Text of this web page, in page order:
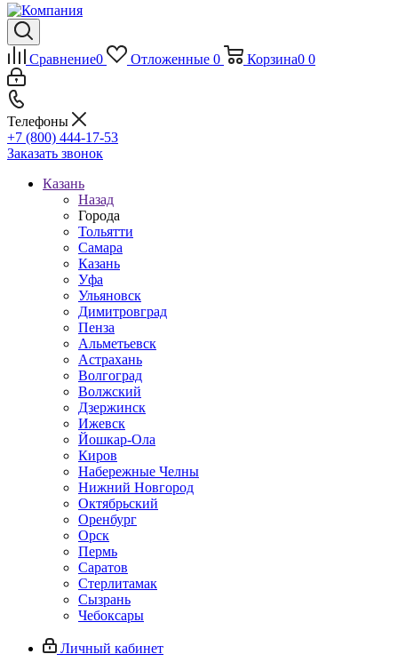
Сравнение0 Отложенные 0 Корзина0 0
Телефоны
+7 (800) 444-17-53
Заказать звонок
Казань
Назад
Города
Тольятти
Самара
Казань
Уфа
Ульяновск
Димитровград
Пенза
Альметьевск
Астрахань
Волгоград
Волжский
Дзержинск
Ижевск
Йошкар-Ола
Киров
Набережные Челны
Нижний Новгород
Октябрьский
Оренбург
Орск
Пермь
Саратов
Стерлитамак
Сызрань
Чебоксары
Личный кабинет